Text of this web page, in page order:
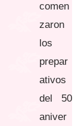
comen
zaron
los
prepar
ativos
del 50
aniver